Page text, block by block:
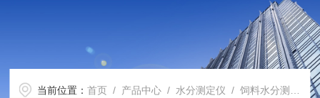
当前位置：首页 / 产品中心 / 水分测定仪 /饲料水分测定仪 /